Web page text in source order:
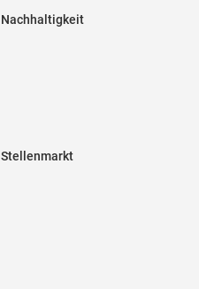
Nachhaltigkeit
Stellenmarkt